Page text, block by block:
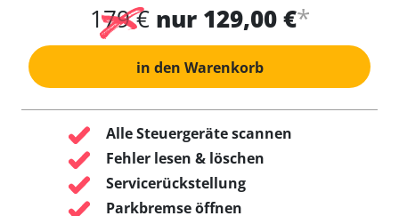
179 € nur 129,00 €*
in den Warenkorb
Alle Steuergeräte scannen
Fehler lesen & löschen
Servicerückstellung
Parkbremse öffnen